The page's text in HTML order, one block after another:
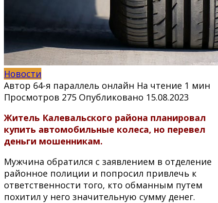
Новости
Автор 64-я параллель онлайн На чтение 1 мин
Просмотров 275 Опубликовано 15.08.2023
Житель Калевальского района планировал
купить автомобильные колеса, но перевел
деньги мошенникам.
Мужчина обратился с заявлением в отделение
районное полиции и попросил привлечь к
ответственности того, кто обманным путем
похитил у него значительную сумму денег.